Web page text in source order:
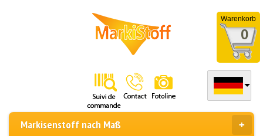
Warenkorb
0
Markisenstoff nach Maß